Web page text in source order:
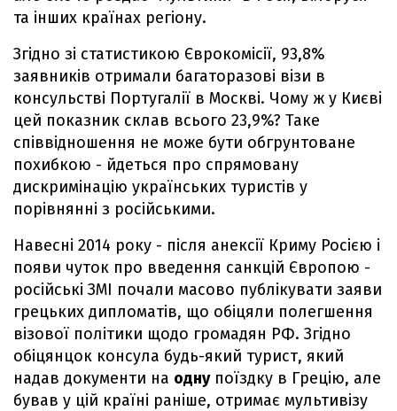
та інших країнах регіону.
Згідно зі статистикою Єврокомісії, 93,8%
заявників отримали багаторазові візи в
консульстві Португалії в Москві. Чому ж у Києві
цей показник склав всього 23,9%? Таке
співвідношення не може бути обгрунтоване
похибкою - йдеться про спрямовану
дискримінацію українських туристів у
порівнянні з російськими.
Навесні 2014 року - після анексії Криму Росією і
появи чуток про введення санкцій Європою -
російські ЗМІ почали масово публікувати заяви
грецьких дипломатів, що обіцяли полегшення
візової політики щодо громадян РФ. Згідно
обіцянцок консула будь-який турист, який
надав документи на однупоїздку в Грецію, але
бував у цій країні раніше, отримає мультивізу